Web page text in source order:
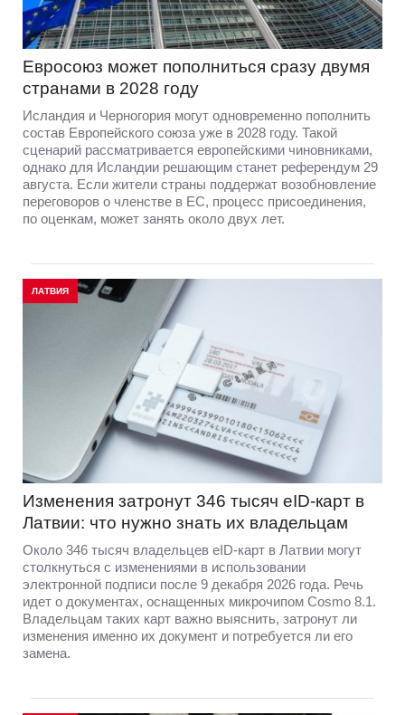
Евросоюз может пополниться сразу двумя
странами в 2028 году
Исландия и Черногория могут одновременно пополнить
состав Европейского союза уже в 2028 году. Такой
сценарий рассматривается европейскими чиновниками,
однако для Исландии решающим станет референдум 29
августа. Если жители страны поддержат возобновление
переговоров о членстве в ЕС, процесс присоединения,
по оценкам, может занять около двух лет.
ЛАТВИЯ
Изменения затронут 346 тысяч eID-карт в
Латвии: что нужно знать их владельцам
Около 346 тысяч владельцев eID-карт в Латвии могут
столкнуться с изменениями в использовании
электронной подписи после 9 декабря 2026 года. Речь
идет о документах, оснащенных микрочипом Cosmo 8.1.
Владельцам таких карт важно выяснить, затронут ли
изменения именно их документ и потребуется ли его
замена.